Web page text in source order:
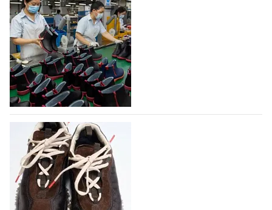
условия продвижения локальных
дизайнерских марок
Российский маркетплейс Lamoda решил обновить
раздел для продажи продукции локальных
дизайнерских марок одежды, обуви и аксессуаров.
Бренды также получат маркетинговую…
06.08.2026 776
Объем мирового производства обуви в
2025 году практически не увеличился
В 2025 году мировое производство обуви
практически не изменилось, зафиксировав
незначительный рост на 0,1% до 24,6 млрд пар, -